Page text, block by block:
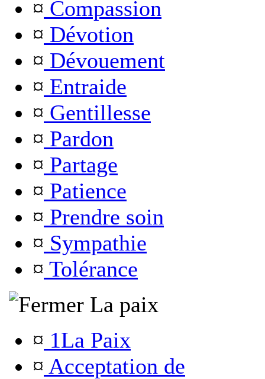
¤ Compassion
¤ Dévotion
¤ Dévouement
¤ Entraide
¤ Gentillesse
¤ Pardon
¤ Partage
¤ Patience
¤ Prendre soin
¤ Sympathie
¤ Tolérance
La paix
¤ 1La Paix
¤ Acceptation de